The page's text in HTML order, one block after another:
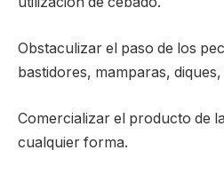
Obstaculizar el paso de los
bastidores, mamparas,
Comercializar el producto de
cualquier forma.